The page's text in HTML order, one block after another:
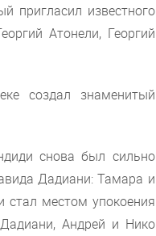
пригласил известного
Атонели, Георгий
создал знаменитый
снова был сильно
Дадиани: Тамара и
местом упокоения
Дадиани, Андрей и Нико